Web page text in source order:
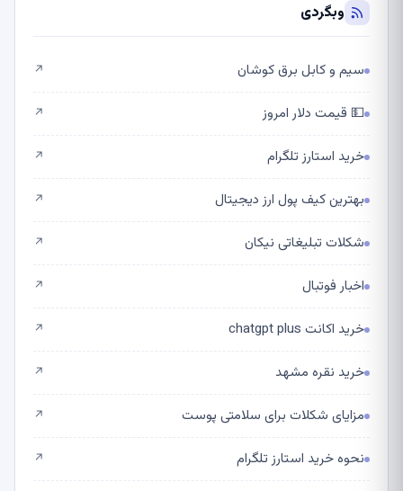
وبگردی
سیم و کابل برق کوشان ↗
💵 قیمت دلار امروز ↗
خرید استارز تلگرام ↗
بهترین کیف پول ارز دیجیتال ↗
شکلات تبلیغاتی نیکان ↗
اخبار فوتبال ↗
خرید اکانت chatgpt plus ↗
خرید نقره مشهد ↗
مزایای شکلات برای سلامتی پوست ↗
نحوه خرید استارز تلگرام ↗